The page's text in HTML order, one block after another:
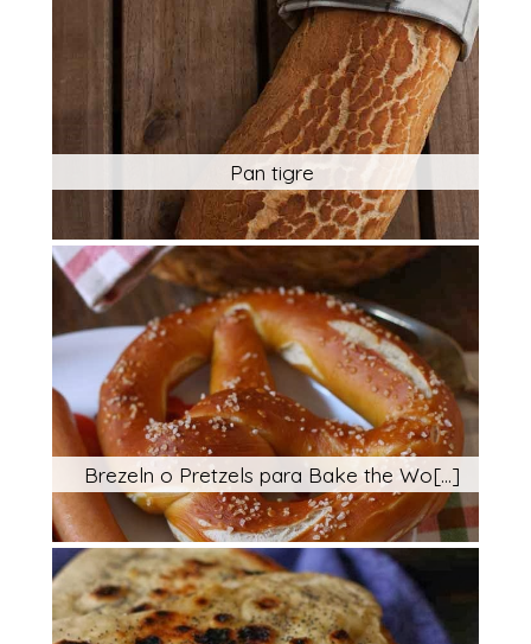
Pan tigre
Brezeln o Pretzels para Bake the Wo[...]